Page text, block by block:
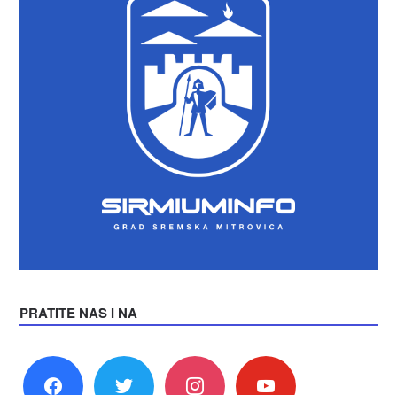
PRATITE NAS I NA
facebook twitter instagram youtube